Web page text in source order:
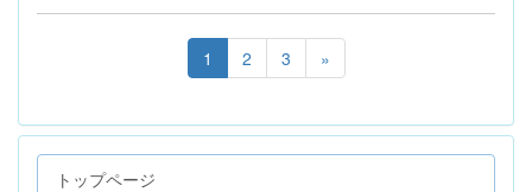
1 2 3 »
トップページ